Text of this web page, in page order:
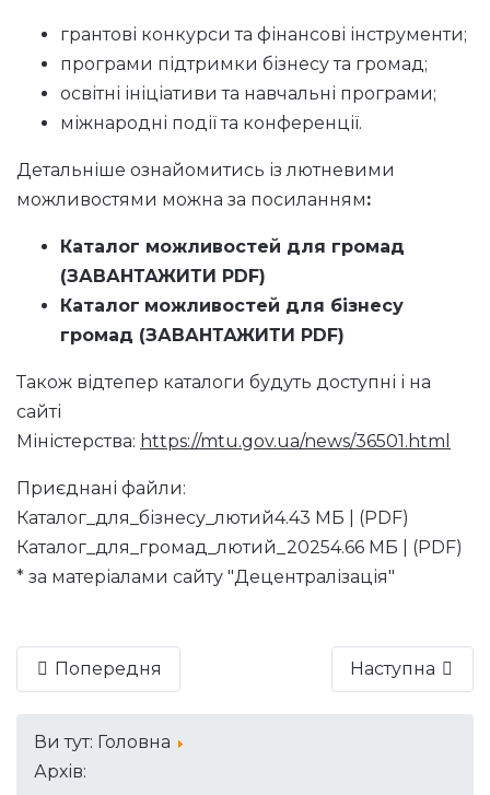
грантові конкурси та фінансові інструменти;
програми підтримки бізнесу та громад;
освітні ініціативи та навчальні програми;
міжнародні події та конференції.
Детальніше ознайомитись із лютневими
можливостями можна за посиланням:
Каталог можливостей для громад
(ЗАВАНТАЖИТИ PDF)
Каталог можливостей для бізнесу
громад (ЗАВАНТАЖИТИ PDF)
Також відтепер каталоги будуть доступні і на
сайті
Міністерства: https://mtu.gov.ua/news/36501.html
Приєднані файли:
Каталог_для_бізнесу_лютий4.43 МБ | (PDF)
Каталог_для_громад_лютий_20254.66 МБ | (PDF)
* за матеріалами сайту "Децентралізація"
Попередня Наступна
Ви тут: Головна
Архів: